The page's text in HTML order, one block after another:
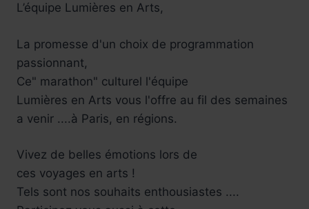
L’équipe Lumières en Arts,
La promesse d'un choix de programmation
passionnant,
Ce" marathon" culturel l'équipe
Lumières en Arts vous l'offre au fil des semaines
a venir ....à Paris, en régions.
Vivez de belles émotions lors de
ces voyages en arts !
Tels sont nos souhaits enthousiastes ....